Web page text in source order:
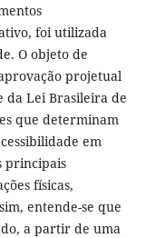
foi utilizada
O objeto de
projetual
da Lei Brasileira de
que determinam
em
principais
físicas,
entende-se que
a partir de uma